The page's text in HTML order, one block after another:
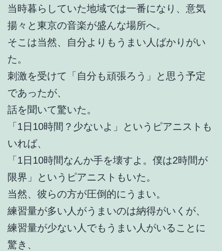
当時暮らしていた地域では一番になり、意気
揚々と東京の音楽が盛んな場所へ。
そこは当然、自分よりもうまい人ばかりがい
た。
刺激を受けて「自分も頑張ろう」と思う予定
であったが、
話を聞いて驚いた。
「1日10時間？少ないよ」というピアニストも
いれば、
「1日10時間なんか手を壊すよ。僕は2時間が
限界」というピアニストもいた。
当然、彼らの方が圧倒的にうまい。
練習量が多い人がうまいのは納得がいくが、
練習量が少ない人でもうまい人がいることに
驚き、